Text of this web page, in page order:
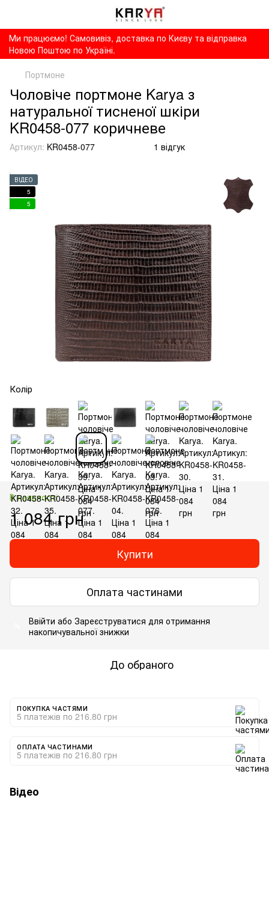
Ми працюємо! Самовивіз, доставка по Києву та відправка
Новою Поштою по Україні.
Портмоне
Чоловіче портмоне Karya з
натуральної тисненої шкіри
KR0458-077 коричневе
Артикул: KR0458-077 1 відгук
ВІДЕО
5
5
Колір
В наявності
1 084 грн
Купити
Оплата частинами
Ввійти або Зареєструватися для отримання
накопичувальної знижки
До обраного
ПОКУПКА ЧАСТЯМИ
5 платежів по 216.80 грн
ОПЛАТА ЧАСТИНАМИ
5 платежів по 216.80 грн
Відео